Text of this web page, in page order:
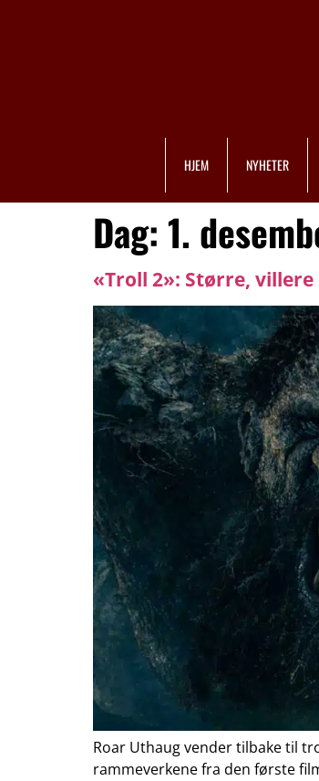
HJEM NYHETER
Dag: 1.
«Troll 2»: Større,
Roar Uthaug vender tilbake til
rammeverkene fra den første